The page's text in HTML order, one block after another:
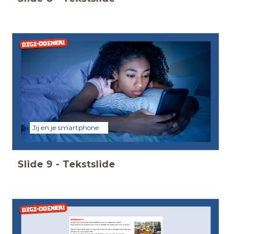
Jij en je smartphone
Slide 9 - Tekstslide